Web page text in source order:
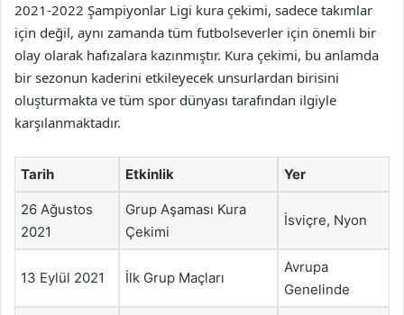
2021-2022 Şampiyonlar Ligi kura çekimi, sadece takımlar
için değil, aynı zamanda tüm futbolseverler için önemli bir
olay olarak hafızalara kazınmıştır. Kura çekimi, bu anlamda
bir sezonun kaderini etkileyecek unsurlardan birisini
oluşturmakta ve tüm spor dünyası tarafından ilgiyle
karşılanmaktadır.
Tarih Etkinlik Yer
26 Ağustos
2021
Grup Aşaması Kura
Çekimi
İsviçre, Nyon
13 Eylül 2021 İlk Grup Maçları
Avrupa
Genelinde